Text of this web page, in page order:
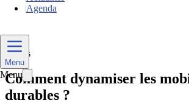
|Agenda
Menu
Menu
Divers
Comment dynamiser les
durables ?